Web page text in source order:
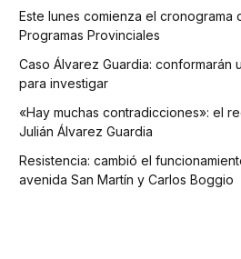
Este lunes comienza el cronograma
Programas Provinciales
Caso Álvarez Guardia: conformarán
para investigar
«Hay muchas contradicciones»: el
Julián Álvarez Guardia
Resistencia: cambió el
avenida San Martín y Carlos Boggio